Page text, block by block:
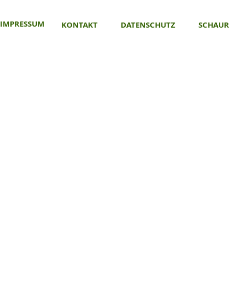
IMPRESSUM KONTAKT DATENSCHUTZ